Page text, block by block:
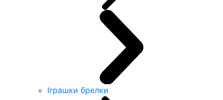
Іграшки брелки